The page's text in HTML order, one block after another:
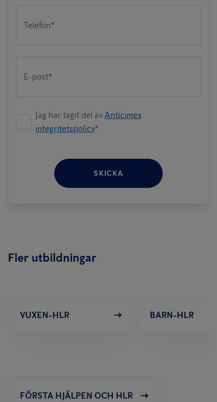
Telefon*
E-post*
Jag har tagit del avAnticimex
integritetspolicy*
SKICKA
Fler utbildningar
VUXEN-HLR BARN-HLR
FÖRSTA HJÄLPEN OCH HLR